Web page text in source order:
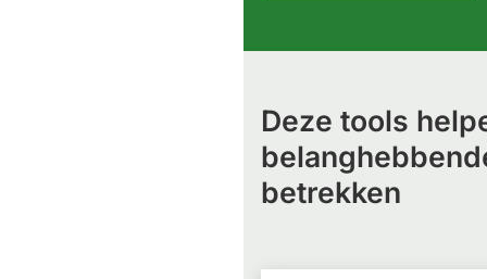
Deze tools
betrekken